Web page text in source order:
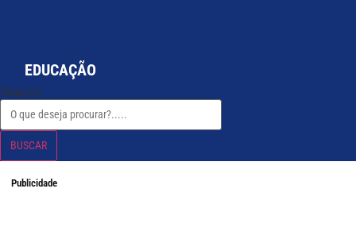
EDUCAÇÃO
Search
BUSCAR
Publicidade